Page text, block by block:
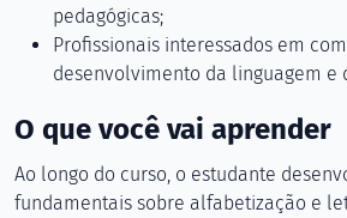
pedagógicas;
Profissionais interessados em
desenvolvimento da linguagem e
O que você vai aprender
Ao longo do curso, o estudante
fundamentais sobre alfabetização e